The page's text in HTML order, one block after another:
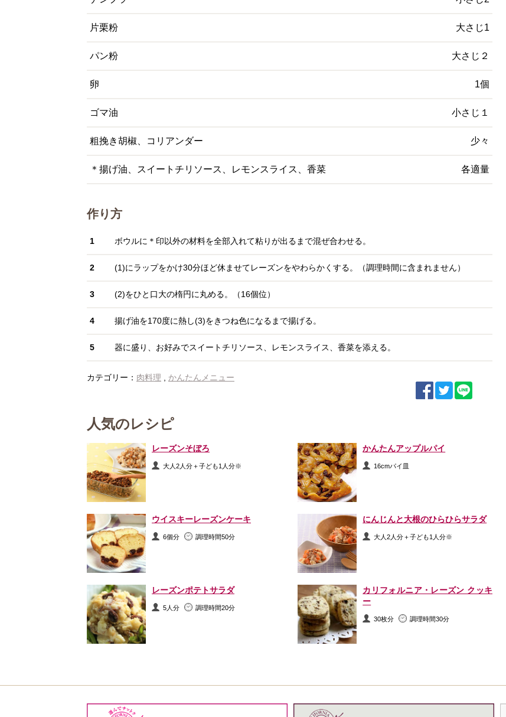
片栗粉 大さじ1
パン粉 大さじ２
卵 1個
ゴマ油 小さじ１
粗挽き胡椒、コリアンダー 少々
＊揚げ油、スイートチリソース、レモンスライス、香菜 各適量
作り方
1 ボウルに＊印以外の材料を全部入れて粘りが出るまで混ぜ合わせる。
2 (1)にラップをかけ30分ほど休ませてレーズンをやわらかくする。（調理時間に含まれません）
3 (2)をひと口大の楕円に丸める。（16個位）
4 揚げ油を170度に熱し(3)をきつね色になるまで揚げる。
5 器に盛り、お好みでスイートチリソース、レモンスライス、香菜を添える。
カテゴリー： 肉料理 , かんたんメニュー
人気のレシピ
レーズンそぼろ
大人2人分＋子ども1人分※
かんたんアップルパイ
16cmパイ皿
ウイスキーレーズンケーキ
6個分 調理時間50分
にんじんと大根のひらひらサラダ
大人2人分＋子ども1人分※
レーズンポテトサラダ
5人分 調理時間20分
カリフォルニア・レーズン クッキ
ー
30枚分 調理時間30分